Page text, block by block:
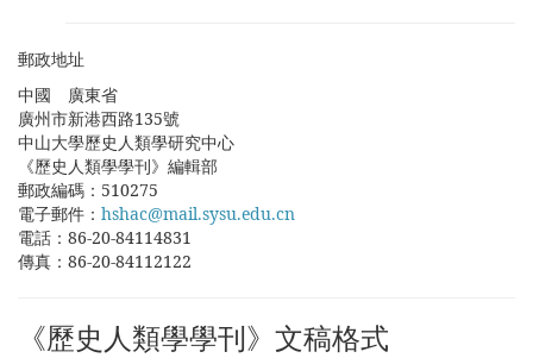
郵政地址
中國 廣東省
廣州市新港西路135號
中山大學歷史人類學研究中心
《歷史人類學學刊》編輯部
郵政編碼：510275
電子郵件： hshac@mail.sysu.edu.cn
電話：86-20-84114831
傳真：86-20-84112122
《歷史人類學學刊》文稿格式